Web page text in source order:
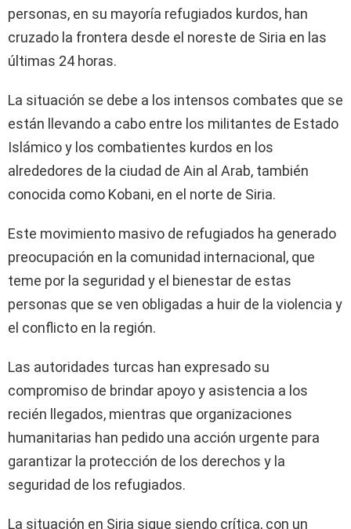
personas, en su mayoría refugiados kurdos, han
cruzado la frontera desde el noreste de Siria en las
últimas 24 horas.
La situación se debe a los intensos combates que se
están llevando a cabo entre los militantes de Estado
Islámico y los combatientes kurdos en los
alrededores de la ciudad de Ain al Arab, también
conocida como Kobani, en el norte de Siria.
Este movimiento masivo de refugiados ha generado
preocupación en la comunidad internacional, que
teme por la seguridad y el bienestar de estas
personas que se ven obligadas a huir de la violencia y
el conflicto en la región.
Las autoridades turcas han expresado su
compromiso de brindar apoyo y asistencia a los
recién llegados, mientras que organizaciones
humanitarias han pedido una acción urgente para
garantizar la protección de los derechos y la
seguridad de los refugiados.
La situación en Siria sigue siendo crítica, con un